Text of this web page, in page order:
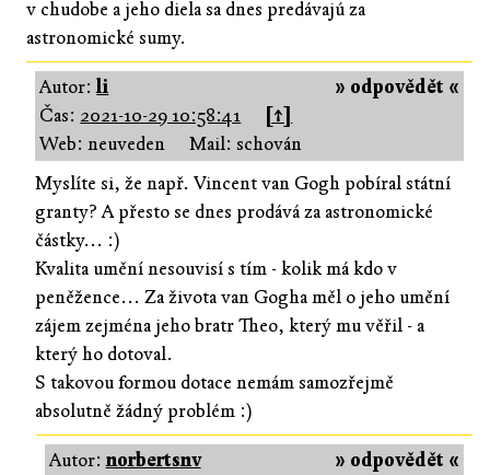
v chudobe a jeho diela sa dnes predávajú za
astronomické sumy.
» odpovědět «
Autor:li
Čas: 2021-10-29 10:58:41
[↑]
Web: neuveden
Mail: schován
Myslíte si, že např. Vincent van Gogh pobíral státní
granty? A přesto se dnes prodává za astronomické
částky... :)
Kvalita umění nesouvisí s tím - kolik má kdo v
peněžence... Za života van Gogha měl o jeho umění
zájem zejména jeho bratr Theo, který mu věřil - a
který ho dotoval.
S takovou formou dotace nemám samozřejmě
absolutně žádný problém :)
» odpovědět «
Autor:norbertsnv